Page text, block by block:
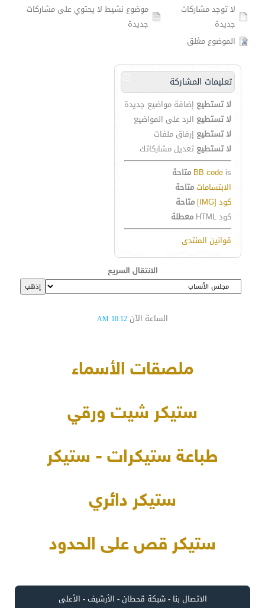
لا توجد مشاركات
جديدة
موضوع نشيط لا يحتوي على مشاركات
جديدة
الموضوع مغلق
تعليمات المشاركة
لا تستطيع إضافة مواضيع جديدة
لا تستطيع الرد على المواضيع
لا تستطيع إرفاق ملفات
لا تستطيع تعديل مشاركاتك
BB code is
متاحة
الابتساماتمتاحة
كود [IMG]
متاحة
كود HTML
معطلة
قوانين المنتدى
الانتقال السريع
الساعة الآن 10:12 AM
ملصقات الأسماء
ستيكر شيت ورقي
طباعة ستيكرات - ستيكر
ستيكر دائري
ستيكر قص على الحدود
الاتصال بنا -شبكة قحطان- الأرشيف- الأعلى